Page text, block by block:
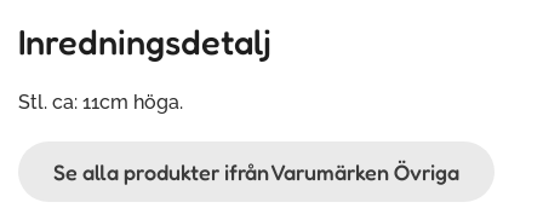
Inredningsdetalj
Stl. ca: 11cm höga.
Se alla produkter ifrån Varumärken Övriga